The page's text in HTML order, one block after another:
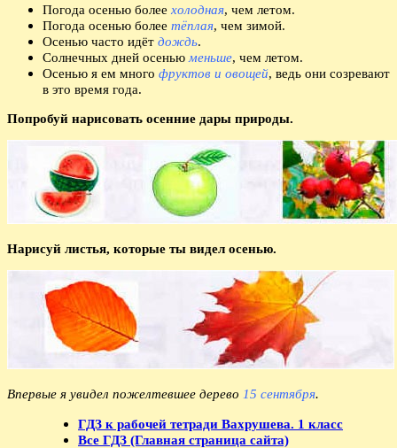
Погода осенью более холодная, чем летом.
Погода осенью более тёплая, чем зимой.
Осенью часто идёт дождь.
Солнечных дней осенью меньше, чем летом.
Осенью я ем много фруктов и овощей, ведь они созревают
в это время года.
Попробуй нарисовать осенние дары природы.
Нарисуй листья, которые ты видел осенью.
Впервые я увидел пожелтевшее дерево 15 сентября.
ГДЗ к рабочей тетради Вахрушева. 1 класс
Все ГДЗ (Главная страница сайта)